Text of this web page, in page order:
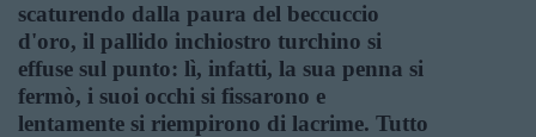
scaturendo dalla paura del beccuccio
d'oro, il pallido inchiostro turchino si
effuse sul punto: lì, infatti, la sua penna si
fermò, i suoi occhi si fissarono e
lentamente si riempirono di lacrime. Tutto